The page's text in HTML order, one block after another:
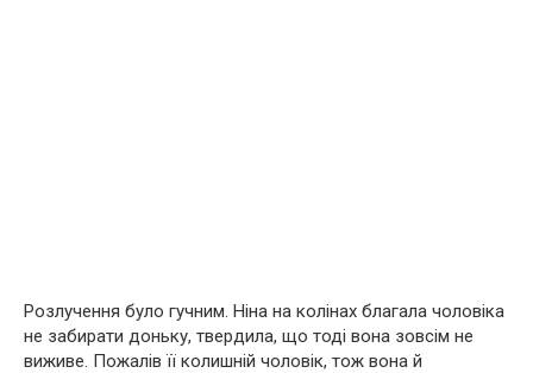
Розлучення було гучним. Ніна на колінах благала чоловіка
не забирати доньку, твердила, що тоді вона зовсім не
виживе. Пожалів її колишній чоловік, тож вона й